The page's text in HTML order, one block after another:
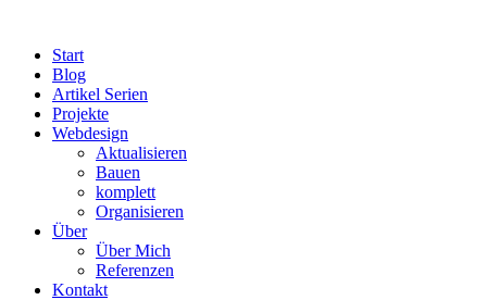
Start
Blog
Artikel Serien
Projekte
Webdesign
Aktualisieren
Bauen
komplett
Organisieren
Über
Über Mich
Referenzen
Kontakt